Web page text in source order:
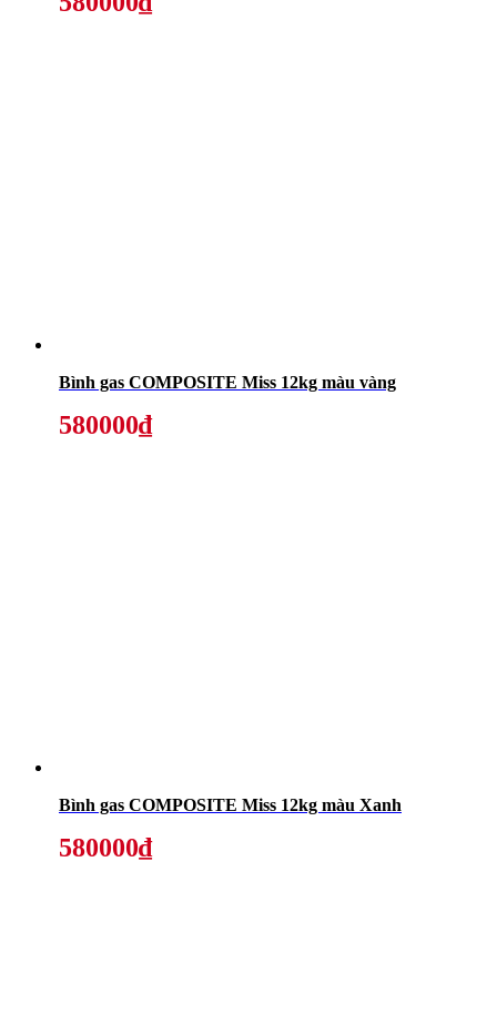
Bình gas COMPOSITE Miss 12kg màu vàng
580000₫
Bình gas COMPOSITE Miss 12kg màu Xanh
580000₫